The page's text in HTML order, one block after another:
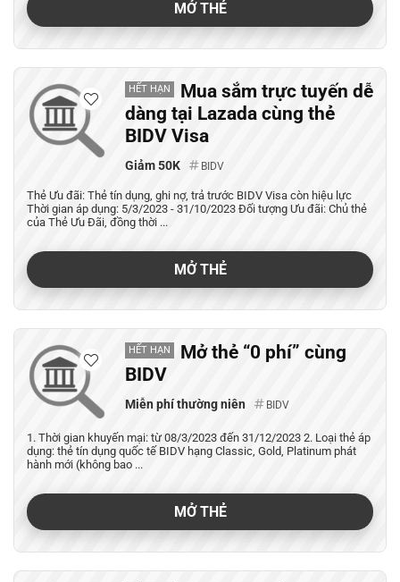
MỞ THẺ
HẾT HẠN
Mua sắm trực tuyến dễ
dàng tại Lazada cùng thẻ
BIDV Visa
Giảm 50K BIDV
Thẻ Ưu đãi: Thẻ tín dụng, ghi nợ, trả trước BIDV Visa còn hiệu lực
Thời gian áp dụng: 5/3/2023 - 31/10/2023 Đối tượng Ưu đãi: Chủ thẻ
của Thẻ Ưu Đãi, đồng thời ...
MỞ THẺ
HẾT HẠN
Mở thẻ “0 phí” cùng
BIDV
Miễn phí thường niên BIDV
1. Thời gian khuyến mại: từ 08/3/2023 đến 31/12/2023 2. Loại thẻ áp
dụng: thẻ tín dụng quốc tế BIDV hạng Classic, Gold, Platinum phát
hành mới (không bao ...
MỞ THẺ